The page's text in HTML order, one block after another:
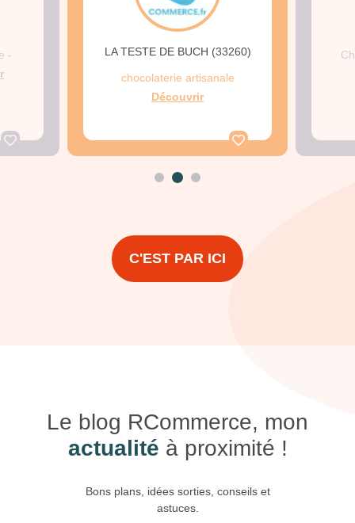
-
LA TESTE DE BUCH (33260)
chocolaterie artisanale
Découvrir
C'EST PAR ICI
Le blog RCommerce, mon
actualité à proximité !
Bons plans, idées sorties, conseils et
astuces.